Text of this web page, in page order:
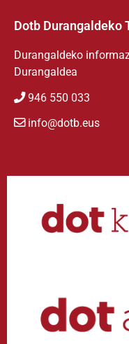
Dotb Durangaldeko
Durangaldeko
Durangaldea
946 550 033
info@dotb.eus